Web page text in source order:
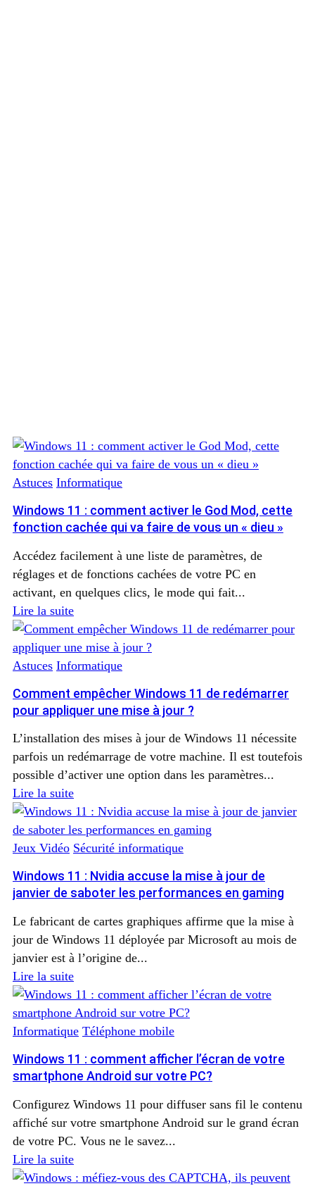
Astuces Informatique
Windows 11 : comment activer le God Mod, cette
fonction cachée qui va faire de vous un « dieu »
Accédez facilement à une liste de paramètres, de
réglages et de fonctions cachées de votre PC en
activant, en quelques clics, le mode qui fait...
Lire la suite
Astuces Informatique
Comment empêcher Windows 11 de redémarrer
pour appliquer une mise à jour ?
L’installation des mises à jour de Windows 11 nécessite
parfois un redémarrage de votre machine. Il est toutefois
possible d’activer une option dans les paramètres...
Lire la suite
Jeux Vidéo Sécurité informatique
Windows 11 : Nvidia accuse la mise à jour de
janvier de saboter les performances en gaming
Le fabricant de cartes graphiques affirme que la mise à
jour de Windows 11 déployée par Microsoft au mois de
janvier est à l’origine de...
Lire la suite
Informatique Téléphone mobile
Windows 11 : comment afficher l’écran de votre
smartphone Android sur votre PC?
Configurez Windows 11 pour diffuser sans fil le contenu
affiché sur votre smartphone Android sur le grand écran
de votre PC. Vous ne le savez...
Lire la suite